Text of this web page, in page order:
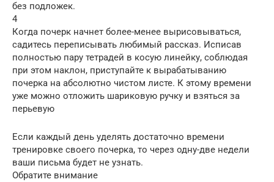
без подложек.
4
Когда почерк начнет более-менее вырисовываться,
садитесь переписывать любимый рассказ. Исписав
полностью пару тетрадей в косую линейку, соблюдая
при этом наклон, приступайте к вырабатыванию
почерка на абсолютно чистом листе. К этому времени
уже можно отложить шариковую ручку и взяться за
перьевую
Если каждый день уделять достаточно времени
тренировке своего почерка, то через одну-две недели
ваши письма будет не узнать.
Обратите внимание